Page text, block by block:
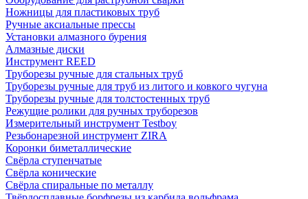
Ножницы для пластиковых труб
Ручные аксиальные прессы
Установки алмазного бурения
Алмазные диски
Инструмент REED
Труборезы ручные для стальных труб
Труборезы ручные для труб из литого и ковкого чугуна
Труборезы ручные для толстостенных труб
Режущие ролики для ручных труборезов
Измерительный инструмент Testboy
Резьбонарезной инструмент ZIRA
Коронки биметаллические
Свёрла ступенчатые
Свёрла конические
Свёрла спиральные по металлу